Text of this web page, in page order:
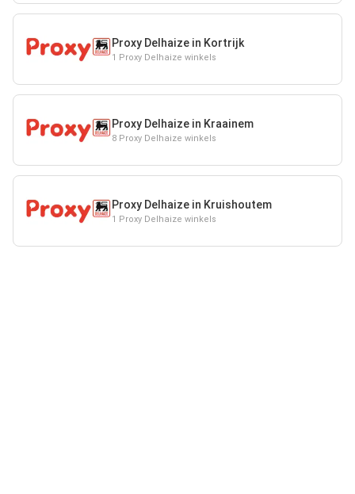
Proxy Delhaize in Kortrijk
1 Proxy Delhaize winkels
Proxy Delhaize in Kraainem
8 Proxy Delhaize winkels
Proxy Delhaize in Kruishoutem
1 Proxy Delhaize winkels